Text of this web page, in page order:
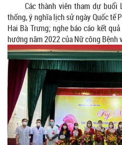
Các thành viên tham dự buổi
thống, ý nghĩa lịch sử ngày Quốc tế
Hai Bà Trưng; nghe báo cáo kết
hướng năm 2022 của Nữ công Bệnh